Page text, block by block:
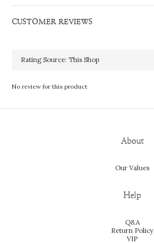
CUSTOMER REVIEWS
No review for this product
About
Our Values
Help
Q&A
Return Policy
VIP